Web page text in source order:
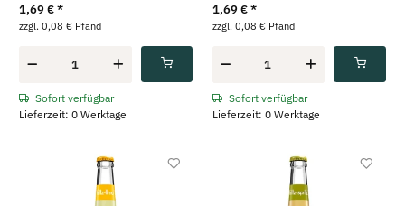
1,69 €*
zzgl. 0,08 € Pfand
Sofort verfügbar
Lieferzeit: 0 Werktage
1,69 €*
zzgl. 0,08 € Pfand
Sofort verfügbar
Lieferzeit: 0 Werktage